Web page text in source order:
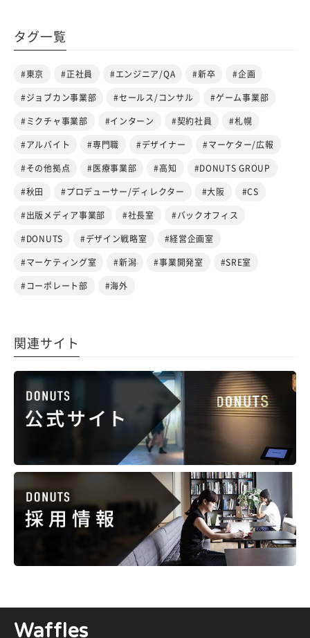
タグ一覧
#東京 #正社員 #エンジニア/QA #新卒 #企画
#ジョブカン事業部 #セールス/コンサル #ゲーム事業部
#ミクチャ事業部 #インターン #契約社員 #札幌
#アルバイト #専門職 #デザイナー #マーケター/広報
#その他拠点 #医療事業部 #高知 #DONUTS GROUP
#秋田 #プロデューサー/ディレクター #大阪 #CS
#出版メディア事業部 #社長室 #バックオフィス
#DONUTS #デザイン戦略室 #経営企画室
#マーケティング室 #新潟 #事業開発室 #SRE室
#コーポレート部 #海外
関連サイト
Waffles